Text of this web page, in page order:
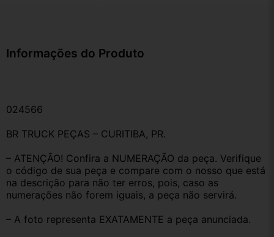
Informações do Produto
024566
BR TRUCK PEÇAS – CURITIBA, PR.
– ATENÇÃO! Confira a NUMERAÇÃO da peça. Verifique
o código de sua peça e compare com o nosso que está
na descrição para não ter erros, pois, caso as
numerações não forem iguais, a peça não servirá.
– A foto representa EXATAMENTE a peça anunciada.